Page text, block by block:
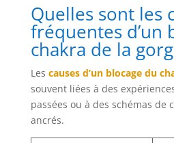
Quelles sont les
fréquentes d’un
chakra de la
Les causes d’un blocage du
souvent liées à des
passées ou à des schémas de
ancrés.